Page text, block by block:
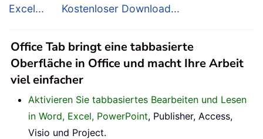
Excel...
Kostenloser Download...
Office Tab bringt eine tabbasierte
Oberfläche in Office und macht Ihre Arbeit
viel einfacher
Aktivieren Sie tabbasiertes Bearbeiten und Lesen
in Word, Excel, PowerPoint, Publisher, Access,
Visio und Project.